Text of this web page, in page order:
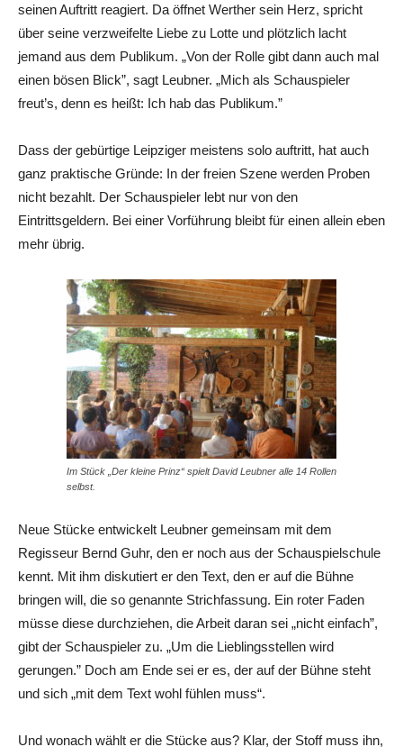
seinen Auftritt reagiert. Da öffnet Werther sein Herz, spricht
über seine verzweifelte Liebe zu Lotte und plötzlich lacht
jemand aus dem Publikum. „Von der Rolle gibt dann auch mal
einen bösen Blick”, sagt Leubner. „Mich als Schauspieler
freut’s, denn es heißt: Ich hab das Publikum.”
Dass der gebürtige Leipziger meistens solo auftritt, hat auch
ganz praktische Gründe: In der freien Szene werden Proben
nicht bezahlt. Der Schauspieler lebt nur von den
Eintrittsgeldern. Bei einer Vorführung bleibt für einen allein eben
mehr übrig.
Im Stück „Der kleine Prinz“ spielt David Leubner alle 14 Rollen
selbst.
Neue Stücke entwickelt Leubner gemeinsam mit dem
Regisseur Bernd Guhr, den er noch aus der Schauspielschule
kennt. Mit ihm diskutiert er den Text, den er auf die Bühne
bringen will, die so genannte Strichfassung. Ein roter Faden
müsse diese durchziehen, die Arbeit daran sei „nicht einfach”,
gibt der Schauspieler zu. „Um die Lieblingsstellen wird
gerungen.” Doch am Ende sei er es, der auf der Bühne steht
und sich „mit dem Text wohl fühlen muss“.
Und wonach wählt er die Stücke aus? Klar, der Stoff muss ihn,